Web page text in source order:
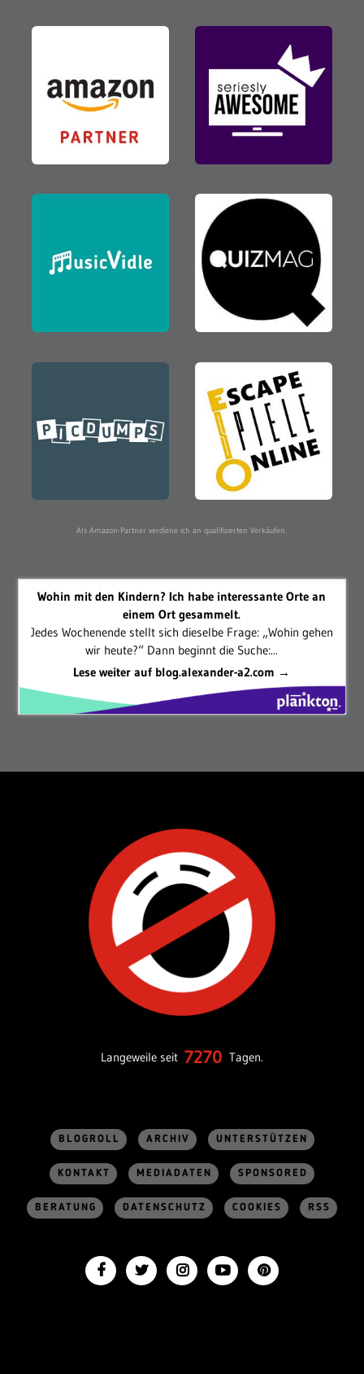
Als Amazon-Partner verdiene ich an qualifizierten Verkäufen.
Wohin mit den Kindern? Ich habe interessante Orte an
einem Ort gesammelt.
Jedes Wochenende stellt sich dieselbe Frage: „Wohin gehen
wir heute?“ Dann beginnt die Suche:...
Lese weiter auf blog.alexander-a2.com →
Langeweile seit 7270 Tagen.
BLOGROLL ARCHIV UNTERSTÜTZEN
KONTAKT MEDIADATEN SPONSORED
BERATUNG DATENSCHUTZ COOKIES RSS